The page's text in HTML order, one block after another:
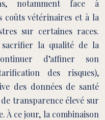
notamment face à
coûts vétérinaires et à la
sur certaines races.
la qualité de la
d’affiner son
des risques),
des données de santé
transparence élevé sur
À ce jour, la combinaison